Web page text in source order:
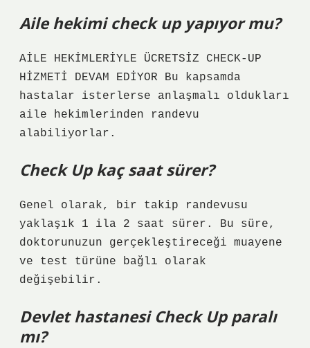
Aile hekimi check up yapıyor mu?
AİLE HEKİMLERİYLE ÜCRETSİZ CHECK-UP
HİZMETİ DEVAM EDİYOR Bu kapsamda
hastalar isterlerse anlaşmalı oldukları
aile hekimlerinden randevu
alabiliyorlar.
Check Up kaç saat sürer?
Genel olarak, bir takip randevusu
yaklaşık 1 ila 2 saat sürer. Bu süre,
doktorunuzun gerçekleştireceği muayene
ve test türüne bağlı olarak
değişebilir.
Devlet hastanesi Check Up paralı
mı?